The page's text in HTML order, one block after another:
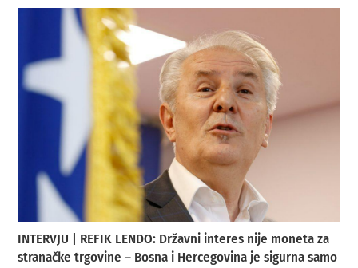
INTERVJU | REFIK LENDO: Državni interes nije moneta za
stranačke trgovine – Bosna i Hercegovina je sigurna samo